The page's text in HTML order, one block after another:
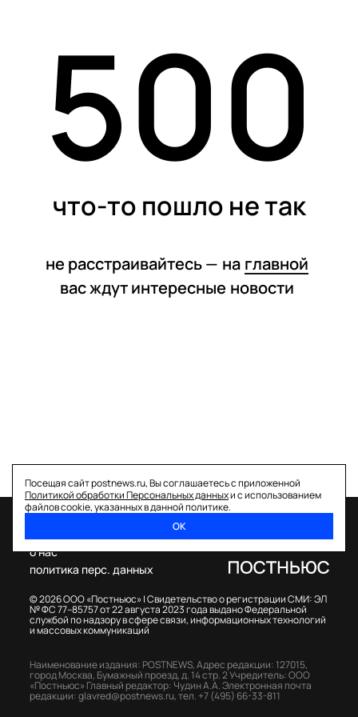
статьи
500
что-то пошло не так
не расстраивайтесь — на главной
вас ждут интересные новости
Посещая сайт postnews.ru, Вы соглашаетесь с приложенной
Политикой обработки Персональных данныхи с использованием
файлов cookie, указанных в данной политике.
ОК
© 2026 ООО «Постньюс» |Свидетельство о регистрации СМИ: ЭЛ
№ ФС 77–85757 от 22 августа 2023 года выдано Федеральной
службой по надзору в сфере связи, информационных технологий
и массовых коммуникаций
о нас
политика перс. данных
Наименование издания: POSTNEWS,Адрес редакции: 127015,
город Москва, Бумажный проезд, д. 14 стр. 2Учредитель: ООО
«Постньюс» Главный редактор: Чудин А.А.Электронная почта
редакции:glavred@postnews.ru,тел. +7 (495) 66-33-811